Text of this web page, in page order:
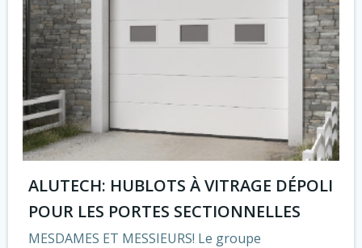
ALUTECH: HUBLOTS À VITRAGE DÉPOLI
POUR LES PORTES SECTIONNELLES
MESDAMES ET MESSIEURS! Le groupe